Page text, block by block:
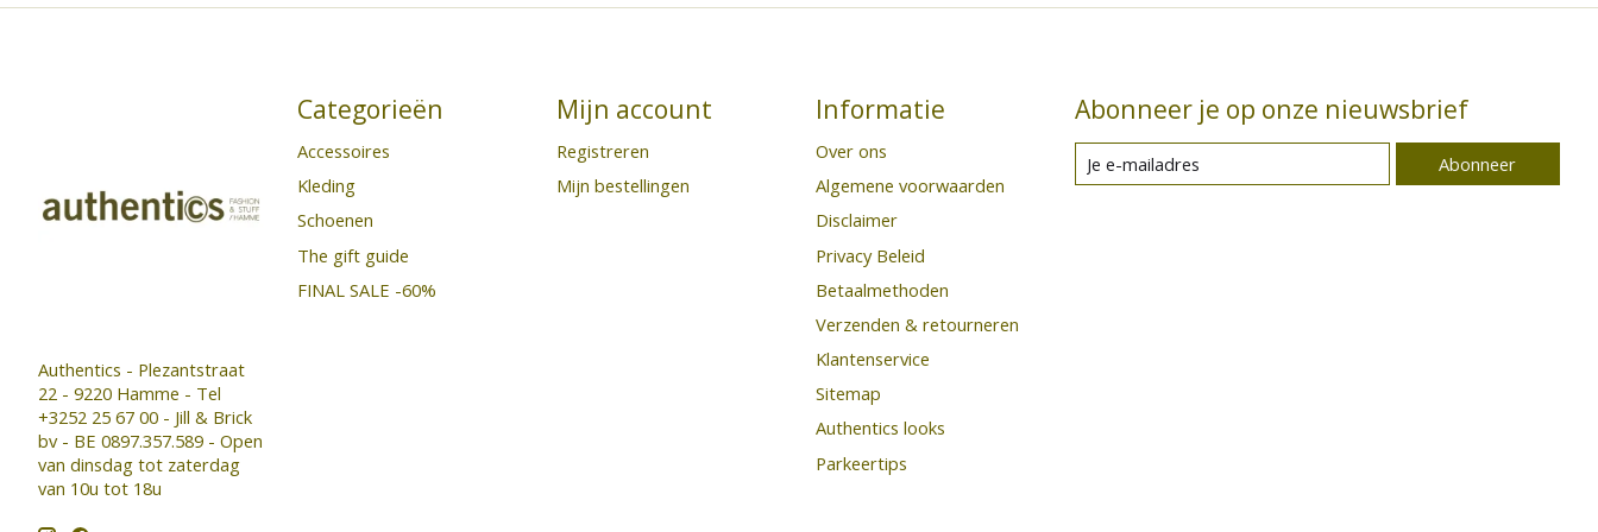
Authentics - Plezantstraat
22 - 9220 Hamme - Tel
+3252 25 67 00 - Jill & Brick
bv - BE 0897.357.589 - Open
van dinsdag tot zaterdag
van 10u tot 18u
Categorieën
Accessoires
Kleding
Schoenen
The gift guide
FINAL SALE -60%
Mijn account
Registreren
Mijn bestellingen
Informatie
Over ons
Algemene voorwaarden
Disclaimer
Privacy Beleid
Betaalmethoden
Verzenden & retourneren
Klantenservice
Sitemap
Authentics looks
Parkeertips
Abonneer je op onze nieuwsbrief
Abonneer